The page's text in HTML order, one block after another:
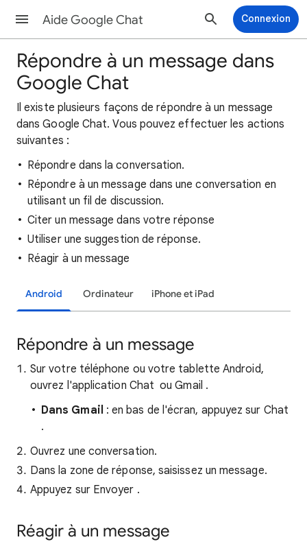
Aide Google Chat Connexion
Répondre à un message dans
Google Chat
Il existe plusieurs façons de répondre à un message
dans Google Chat. Vous pouvez effectuer les actions
suivantes :
Répondre dans la conversation.
Répondre à un message dans une conversation en
utilisant un fil de discussion.
Citer un message dans votre réponse
Utiliser une suggestion de réponse.
Réagir à un message
Android Ordinateur iPhone et iPad
Répondre à un message
Sur votre téléphone ou votre tablette Android,
ouvrez l'application Chat ou Gmail .
Dans Gmail : en bas de l'écran, appuyez sur Chat
.
Ouvrez une conversation.
Dans la zone de réponse, saisissez un message.
Appuyez sur Envoyer .
Réagir à un message